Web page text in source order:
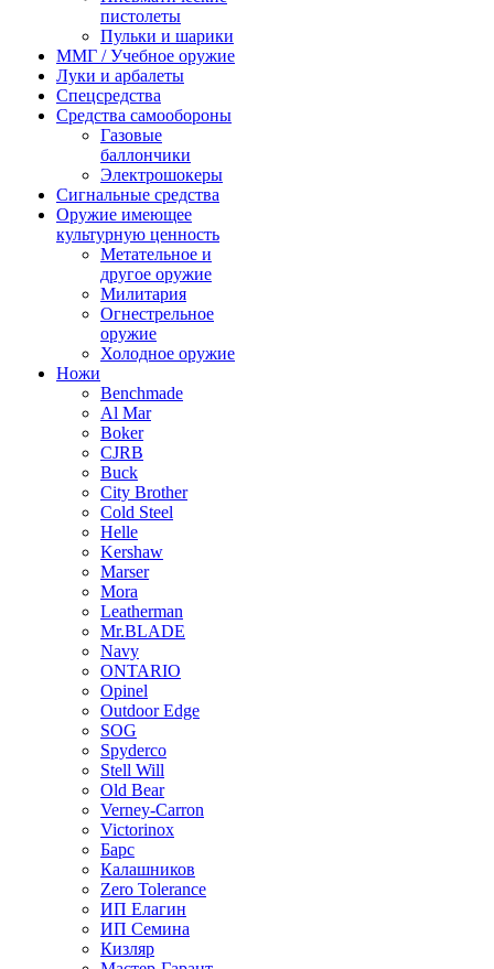
пистолеты
Пульки и шарики
ММГ / Учебное оружие
Луки и арбалеты
Спецсредства
Средства самообороны
Газовые
баллончики
Электрошокеры
Сигнальные средства
Оружие имеющее
культурную ценность
Метательное и
другое оружие
Милитария
Огнестрельное
оружие
Холодное оружие
Ножи
Benchmade
Al Mar
Boker
CJRB
Buck
City Brother
Cold Steel
Helle
Kershaw
Marser
Mora
Leatherman
Mr.BLADE
Navy
ONTARIO
Opinel
Outdoor Edge
SOG
Spyderco
Stell Will
Old Bear
Verney-Carron
Victorinox
Барс
Калашников
Zero Tolerance
ИП Елагин
ИП Семина
Кизляр